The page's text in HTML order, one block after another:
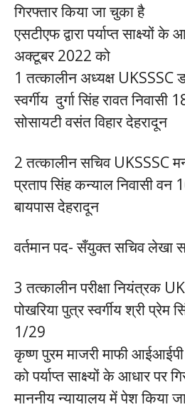
गिरफ्तार किया जा चुका है
एसटीएफ द्वारा पर्याप्त
अक्टूबर 2022 को
1 तत्कालीन अध्यक्ष UKSSSC
स्वर्गीय दुर्गा सिंह रावत
सोसायटी वसंत विहार देहरादून
2 तत्कालीन सचिव UKSSSC
प्रताप सिंह कन्याल निवासी वन
बायपास देहरादून
वर्तमान पद- सँयुक्त सचिव लेखा
3 तत्कालीन परीक्षा नियंत्रक
पोखरिया पुत्र स्वर्गीय श्री प्रेम
1/29
कृष्ण पुरम माजरी माफी
को पर्याप्त साक्ष्यों के आधार पर
माननीय न्यायालय में पेश किया